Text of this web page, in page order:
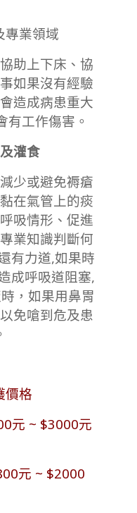
專業領域
助上下床、協
如果沒有經驗
造成病患重大
有工作傷害。
灌食
少或避免褥瘡
在氣管上的痰
吸情形、促進
業知識判斷何
有力道,如果時
成呼吸道阻塞,
，如果用鼻胃
免嗆到危及患
價格
元 ~ $3000元
元 ~ $2000